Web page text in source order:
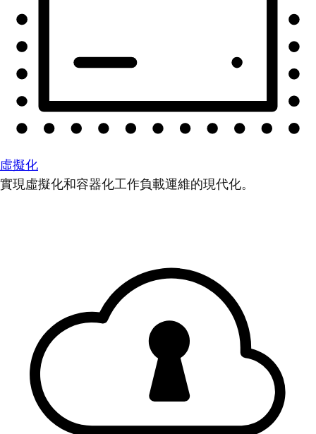
虛擬化
實現虛擬化和容器化工作負載運維的現代化。